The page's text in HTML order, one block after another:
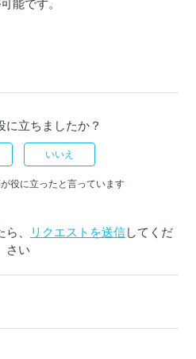
能です。
に立ちましたか？
いいえ
役に立ったと言っています
、 リクエストを送信してくだ
さい